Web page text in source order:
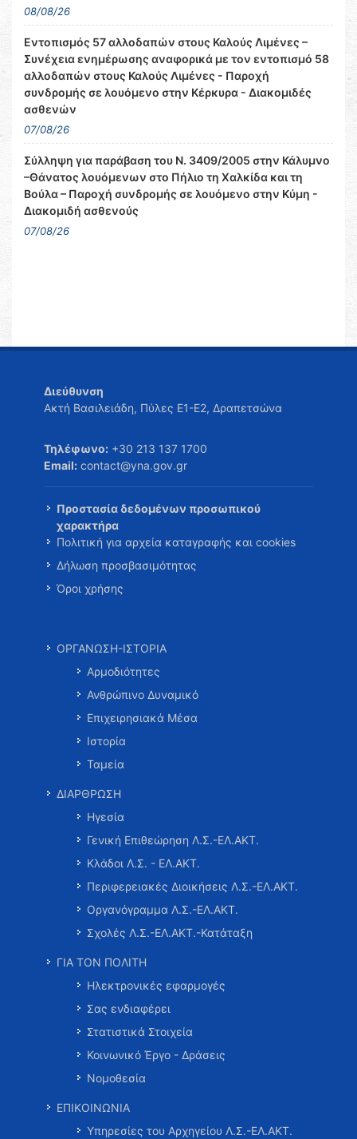
08/08/26
Εντοπισμός 57 αλλοδαπών στους Καλούς Λιμένες –
Συνέχεια ενημέρωσης αναφορικά με τον εντοπισμό 58
αλλοδαπών στους Καλούς Λιμένες - Παροχή
συνδρομής σε λουόμενο στην Κέρκυρα - Διακομιδές
ασθενών
07/08/26
Σύλληψη για παράβαση του Ν. 3409/2005 στην Κάλυμνο
–Θάνατος λουόμενων στο Πήλιο τη Χαλκίδα και τη
Βούλα – Παροχή συνδρομής σε λουόμενο στην Κύμη -
Διακομιδή ασθενούς
07/08/26
Διεύθυνση
Ακτή Βασιλειάδη, Πύλες Ε1-Ε2, Δραπετσώνα
Τηλέφωνο: +30 213 137 1700
Email: contact@yna.gov.gr
Προστασία δεδομένων προσωπικού
χαρακτήρα
Πολιτική για αρχεία καταγραφής και cookies
Δήλωση προσβασιμότητας
Όροι χρήσης
ΟΡΓΑΝΩΣΗ-ΙΣΤΟΡΙΑ
Αρμοδιότητες
Ανθρώπινο Δυναμικό
Επιχειρησιακά Μέσα
Ιστορία
Ταμεία
ΔΙΑΡΘΡΩΣΗ
Ηγεσία
Γενική Επιθεώρηση Λ.Σ.-ΕΛ.ΑΚΤ.
Κλάδοι Λ.Σ. - ΕΛ.ΑΚΤ.
Περιφερειακές Διοικήσεις Λ.Σ.-ΕΛ.ΑΚΤ.
Οργανόγραμμα Λ.Σ.-ΕΛ.ΑΚΤ.
Σχολές Λ.Σ.-ΕΛ.ΑΚΤ.-Κατάταξη
ΓΙΑ ΤΟΝ ΠΟΛΙΤΗ
Ηλεκτρονικές εφαρμογές
Σας ενδιαφέρει
Στατιστικά Στοιχεία
Κοινωνικό Έργο - Δράσεις
Νομοθεσία
ΕΠΙΚΟΙΝΩΝΙΑ
Υπηρεσίες του Αρχηγείου Λ.Σ.-ΕΛ.ΑΚΤ.